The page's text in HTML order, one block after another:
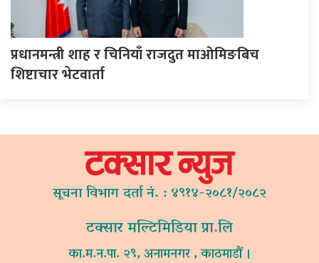
प्रधानमन्त्री शाह र चिनियाँ राजदुत माओमिङबिच
शिष्टाचार भेटवार्ता
सूचना विभाग दर्ता नं. : ४९१४-२०८१/२०८२
टक्सार मल्टिमिडिया प्रा.लि
का.म.न.पा. २९, अनामनगर , काठमाडौं ।